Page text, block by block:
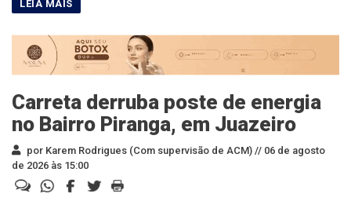
Carreta derruba poste de energia
no Bairro Piranga, em Juazeiro
por Karem Rodrigues (Com supervisão de ACM) // 06 de agosto
de 2026 às 15:00